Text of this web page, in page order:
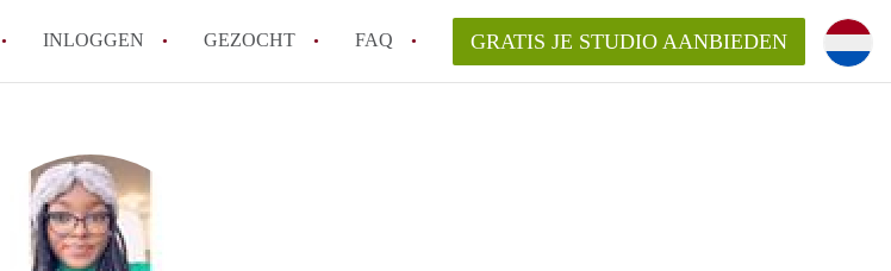
INLOGGEN GEZOCHT FAQ
Hoeveel kost het om te reageren op een Studio in Tilburg?
Wat is de privacyverklaring van StudioTilburg?
Berekent StudioTilburg makelaarsvergoeding/bemiddelingsvergoeding?
GRATIS JE STUDIO AANBIEDEN